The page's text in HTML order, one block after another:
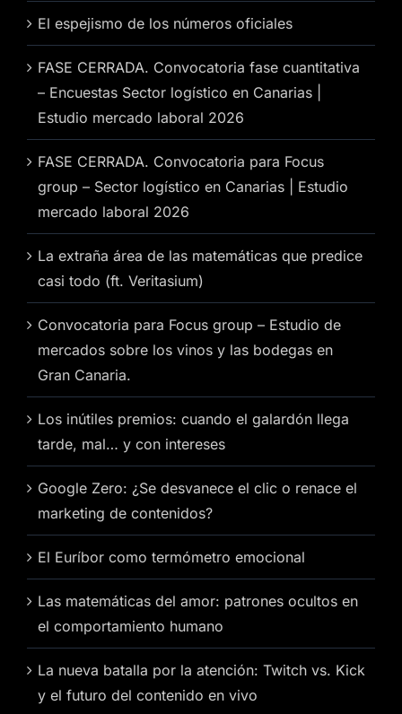
El espejismo de los números oficiales
FASE CERRADA. Convocatoria fase cuantitativa
– Encuestas Sector logístico en Canarias |
Estudio mercado laboral 2026
FASE CERRADA. Convocatoria para Focus
group – Sector logístico en Canarias | Estudio
mercado laboral 2026
La extraña área de las matemáticas que predice
casi todo (ft. Veritasium)
Convocatoria para Focus group – Estudio de
mercados sobre los vinos y las bodegas en
Gran Canaria.
Los inútiles premios: cuando el galardón llega
tarde, mal… y con intereses
Google Zero: ¿Se desvanece el clic o renace el
marketing de contenidos?
El Euríbor como termómetro emocional
Las matemáticas del amor: patrones ocultos en
el comportamiento humano
La nueva batalla por la atención: Twitch vs. Kick
y el futuro del contenido en vivo